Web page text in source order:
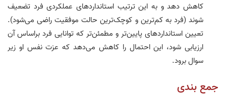
کاهش دهد و به این ترتیب استانداردهای عملکردی فرد تضعیف
شوند (فرد به کم‌ترین و کوچک‌ترین حالت موفقیت راضی می‌شود).
تعیین استانداردهای پایین‌تر و مطمئن‌تر که توانایی فرد براساس آن
ارزیابی شود، این احتمال را کاهش می‌دهد که عزت نفس او زیر
سوال برود.
جمع بندی